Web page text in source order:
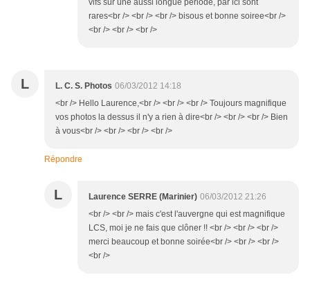
vifs sur une aussi longue période, par ici sont
rares<br /> <br /> <br /> bisous et bonne soiree<br />
<br /> <br /> <br />
L L. C. S. Photos 06/03/2012 14:18
<br /> Hello Laurence,<br /> <br /> <br /> Toujours magnifique
vos photos la dessus il n'y a rien à dire<br /> <br /> <br /> Bien
à vous<br /> <br /> <br /> <br />
Répondre
L Laurence SERRE (Marinier) 06/03/2012 21:26
<br /> <br /> mais c'est l'auvergne qui est magnifique
LCS, moi je ne fais que clôner !! <br /> <br /> <br />
merci beaucoup et bonne soirée<br /> <br /> <br />
<br />